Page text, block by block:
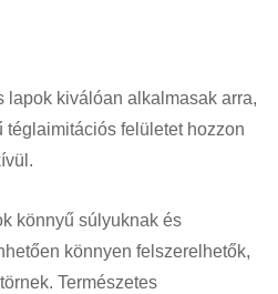
lapok kiválóan alkalmasak arra,
téglaimitációs felületet hozzon
könnyű súlyuknak és
könnyen felszerelhetők,
Természetes